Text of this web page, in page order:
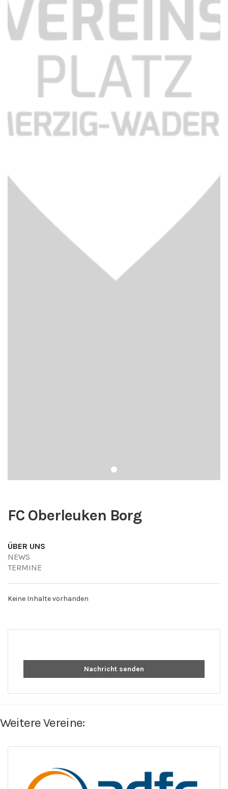
FC Oberleuken Borg
ÜBER UNS
NEWS
TERMINE
Keine Inhalte vorhanden
Nachricht senden
Weitere Vereine: